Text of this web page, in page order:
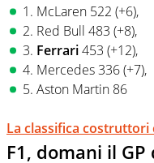
1. McLaren 522 (+6),
2. Red Bull 483 (+8),
3. Ferrari453 (+12),
4. Mercedes 336 (+7),
5. Aston Martin 86
La classifica costruttori
F1, domani il